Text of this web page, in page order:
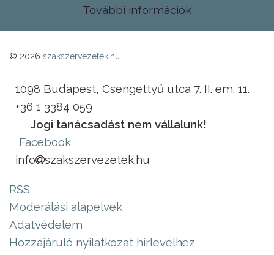
További információk
© 2026 szakszervezetek.hu
1098 Budapest, Csengettyű utca 7. II. em. 11.
+36 1 3384 059
Jogi tanácsadást nem vállalunk!
Facebook
info
szakszervezetek.hu
RSS
Moderálási alapelvek
Adatvédelem
Hozzájáruló nyilatkozat hírlevélhez